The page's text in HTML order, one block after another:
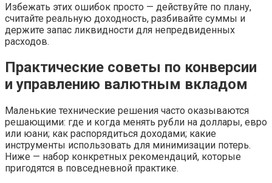
Избежать этих ошибок просто — действуйте по плану,
считайте реальную доходность, разбивайте суммы и
держите запас ликвидности для непредвиденных
расходов.
Практические советы по конверсии
и управлению валютным вкладом
Маленькие технические решения часто оказываются
решающими: где и когда менять рубли на доллары, евро
или юани; как распорядиться доходами; какие
инструменты использовать для минимизации потерь.
Ниже — набор конкретных рекомендаций, которые
пригодятся в повседневной практике.